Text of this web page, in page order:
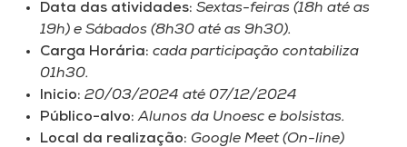
Data das atividades: Sextas-feiras (18h até as
19h) e Sábados (8h30 até as 9h30).
Carga Horária: cada participação contabiliza
01h30.
Inicio: 20/03/2024 até 07/12/2024
Público-alvo: Alunos da Unoesc e bolsistas.
Local da realização: Google Meet (On-line)